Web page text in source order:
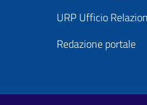
URP Ufficio
Redazione portale